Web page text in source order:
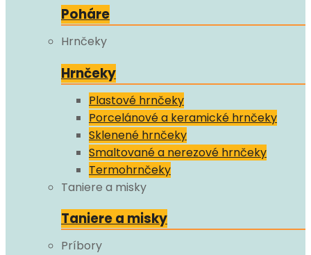
Poháre
Hrnčeky
Hrnčeky
Plastové hrnčeky
Porcelánové a keramické hrnčeky
Sklenené hrnčeky
Smaltované a nerezové hrnčeky
Termohrnčeky
Taniere a misky
Taniere a misky
Príbory